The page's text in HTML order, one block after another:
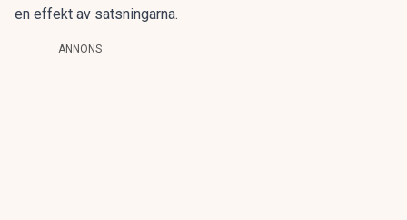
en effekt av satsningarna.
ANNONS